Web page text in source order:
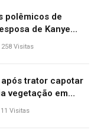
polêmicos de
de Kanye
nua no Grammy
258 Visitas
trator capotar
vegetação em
Visitas